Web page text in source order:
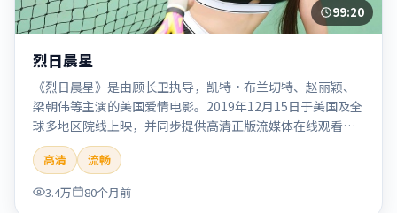
99:20
烈日晨星
《烈日晨星》是由顾长卫执导，凯特·布兰切特、赵丽颖、
梁朝伟等主演的美国爱情电影。2019年12月15日于美国及全
球多地区院线上映，并同步提供高清正版流媒体在线观看。
剧情与看点：情感细腻动人，人物关系真实可信，适合喜欢
温情叙事的观众。本片适合检索「烈日晨星」「顾长卫」
「爱情」「美国」「2019」「2019-12-15上映」等关键词的
影迷阅读简介与主创信息。
高清
流畅
3.4万
80个月前